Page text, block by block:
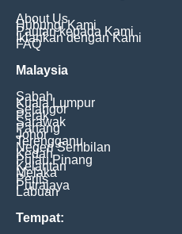
About Us
Hubungi Kami
Pautan kepada Kami
Iklankan dengan Kami
FAQ
Malaysia
Sabah
Kuala Lumpur
Selangor
Perak
Sarawak
Pahang
Johor
Terengganu
Negeri Sembilan
Kedah
Pulau Pinang
Kelantan
Melaka
Perlis
Putrajaya
Labuan
Tempat: